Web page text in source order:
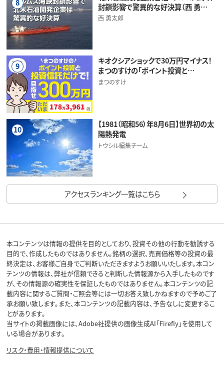
8
封鎖影響で驚異的な好決算（西 勇…
西 勇太郎
9
キオクシアショックで30万円マイナス！
まつのすけの「ポイント投資と…
まつのすけ
10
【1981（昭和56）年8月6日】世界初の太
陽熱発電
トウシル編集チーム
アクセスランキング一覧はこちら
本コンテンツは情報の提供を目的としており、投資その他の行動を勧誘する
目的で、作成したものではありません。銘柄の選択、売買価格等の投資の最
終決定は、お客様ご自身でご判断いただきますようお願いいたします。本コン
テンツの情報は、弊社が信頼できると判断した情報源から入手したものです
が、その情報源の確実性を保証したものではありません。本コンテンツの記
載内容に関するご質問・ご照会等には一切お答え致しかねますので予めご了
承お願い致します。また、本コンテンツの記載内容は、予告なしに変更するこ
とがあります。
当サイトの掲載画像には、Adobe社提供の画像生成AI「Firefly」を使用して
いる場合があります。
リスク・費用・情報提供について